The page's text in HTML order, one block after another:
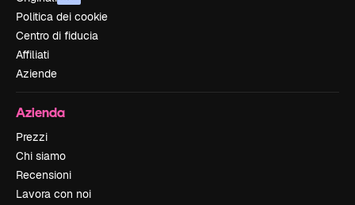
Politica dei cookie
Centro di fiducia
Affiliati
Aziende
Azienda
Prezzi
Chi siamo
Recensioni
Lavora con noi